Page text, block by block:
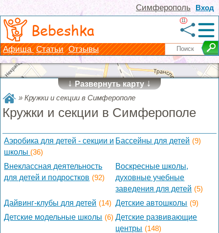
Вход
Симферополь
Bebeshka 11
Афиша Статьи Отзывы
↓Развернуть карту↓
»Кружки и секции в Симферополе
Кружки и секции в Симферополе
Аэробика для детей - секции и
школы (36)
Бассейны для детей (9)
Внеклассная деятельность
для детей и подростков (92)
Воскресные школы,
духовные учебные
заведения для детей (5)
Дайвинг-клубы для детей (14) Детские автошколы (9)
Детские модельные школы (6) Детские развивающие
центры (148)